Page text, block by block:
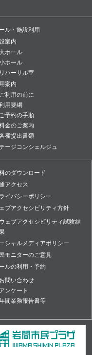
ル・施設利用
案内
大ホール
ホール
リハーサル室
案内
ご利用の前に
用要綱
ご予約の手順
金のご案内
種提出書類
ージコンシェルジュ
のダウンロード
アクセス
イバシーポリシー
ブアクセシビリティ方針
ウェブアクセシビリティ試験結
シャルメディアポリシー
モニターのご意見
ルの利用・予約
お問い合わせ
アンケート
間業務報告書等